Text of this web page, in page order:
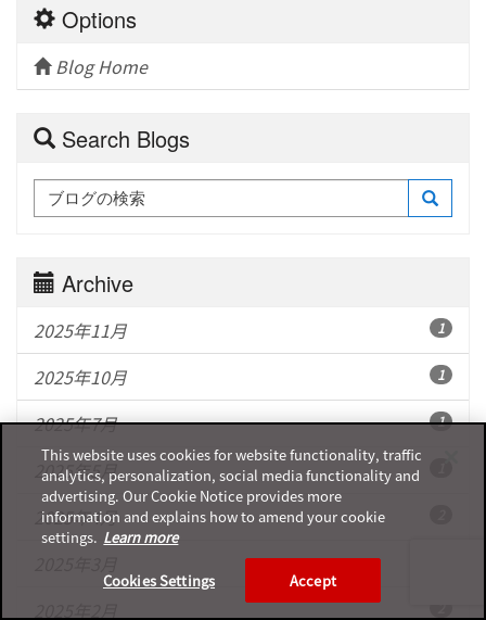
Options
Blog Home
Search Blogs
Archive
2025年11月 1
2025年10月 1
2025年7月 1
2025年5月
2025年4月
This website uses cookies for website functionality, traffic
analytics, personalization, social media functionality and
advertising. Our Cookie Notice provides more
information and explains how to amend your cookie
settings. Learn more
Cookies Settings Accept